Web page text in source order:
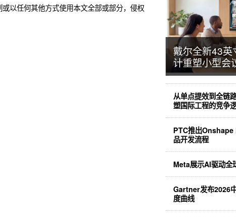
以任何其他方式使用本文全部或部分，侵权
戴尔全新43
计重塑小型
从单点提效到全链
塑国际工程的竞争
PTC推出
品开发流程
Meta展示AI驱动全
Gartner发布2026
度曲线